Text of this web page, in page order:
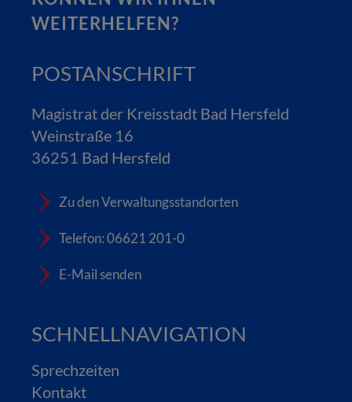
WEITERHELFEN?
POSTANSCHRIFT
Magistrat der Kreisstadt Bad Hersfeld
Weinstraße 16
36251 Bad Hersfeld
Zu den Verwaltungsstandorten
Telefon: 06621 201-0
E-Mail senden
SCHNELLNAVIGATION
Sprechzeiten
Kontakt